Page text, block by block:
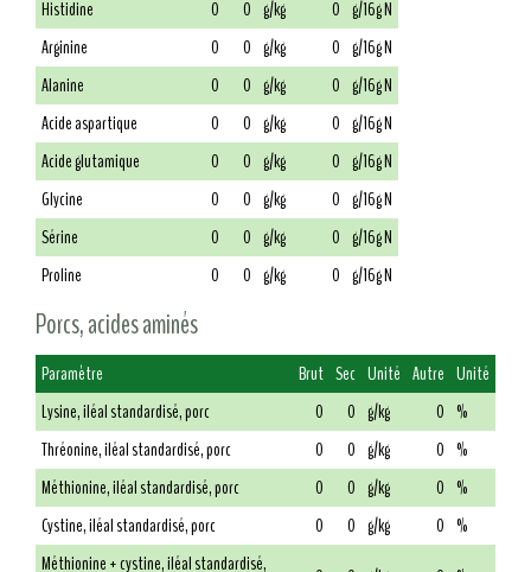
Histidine
0 0 g/kg 0 g/16g N
Arginine
0 0 g/kg 0 g/16g N
Alanine
0 0 g/kg 0 g/16g N
Acide aspartique
0 0 g/kg 0 g/16g N
Acide glutamique
0 0 g/kg 0 g/16g N
Glycine
0 0 g/kg 0 g/16g N
Sérine
0 0 g/kg 0 g/16g N
Proline
0 0 g/kg 0 g/16g N
Porcs, acides aminés
Paramètre Brut Sec Unité Autre Unité
Lysine, iléal standardisé, porc
0 0 g/kg 0 %
Thréonine, iléal standardisé, porc
0 0 g/kg 0 %
Méthionine, iléal standardisé, porc
0 0 g/kg 0 %
Cystine, iléal standardisé, porc
0 0 g/kg 0 %
Méthionine + cystine, iléal standardisé,